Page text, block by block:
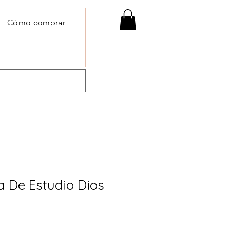
Cómo comprar
De Estudio Dios